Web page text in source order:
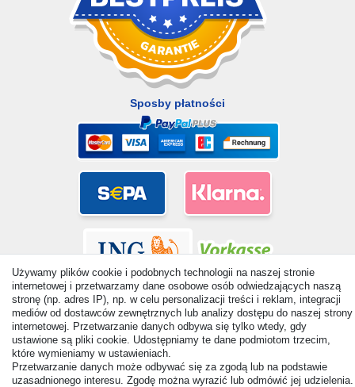
Sposby płatności
© Copyright 2026 | Wszelkie prawa zastrzezone. - All rights
reserved. Prices incl. VAT. 19% VAT Basic prices see article detail
| * Applies to deliveries to the UK!
Używamy plików cookie i podobnych technologii na naszej stronie
internetowej i przetwarzamy dane osobowe osób odwiedzających naszą
stronę (np. adres IP), np. w celu personalizacji treści i reklam, integracji
mediów od dostawców zewnętrznych lub analizy dostępu do naszej strony
internetowej. Przetwarzanie danych odbywa się tylko wtedy, gdy
ustawione są pliki cookie. Udostępniamy te dane podmiotom trzecim,
które wymieniamy w ustawieniach.
Przetwarzanie danych może odbywać się za zgodą lub na podstawie
uzasadnionego interesu. Zgodę można wyrazić lub odmówić jej udzielenia.